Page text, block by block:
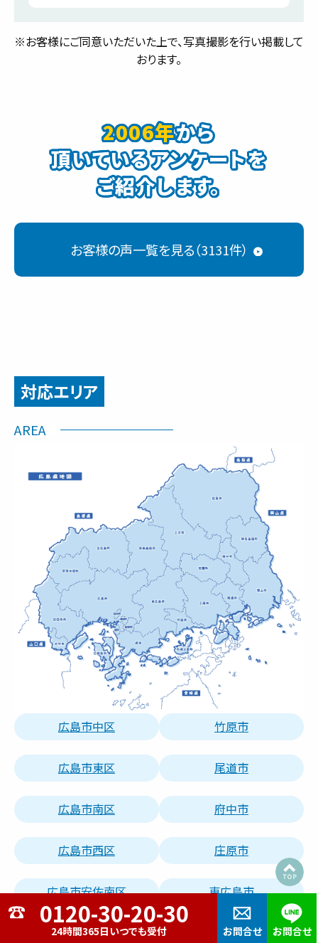
24時間365日いつでも受付 お問合せ お問合せ
※お客様にご同意いただいた上で、写真撮影を行い掲載して
おります。
2006年から
頂いているアンケートを
ご紹介します。
お客様の声一覧を見る（3131件）
対応エリア
広島市中区
広島市東区
広島市南区
広島市西区
広島市安佐南区
広島市安佐北区
竹原市
尾道市
府中市
庄原市
東広島市
安芸高田市